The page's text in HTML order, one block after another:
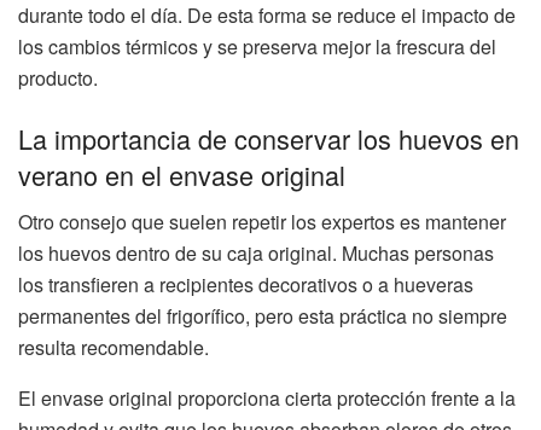
durante todo el día. De esta forma se reduce el impacto de
los cambios térmicos y se preserva mejor la frescura del
producto.
La importancia de conservar los huevos en
verano en el envase original
Otro consejo que suelen repetir los expertos es mantener
los huevos dentro de su caja original. Muchas personas
los transfieren a recipientes decorativos o a hueveras
permanentes del frigorífico, pero esta práctica no siempre
resulta recomendable.
El envase original proporciona cierta protección frente a la